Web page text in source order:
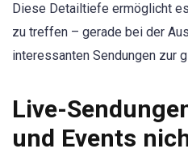
Diese Detailtiefe ermöglicht
zu treffen – gerade bei der
interessanten Sendungen zur
Live-
und Events